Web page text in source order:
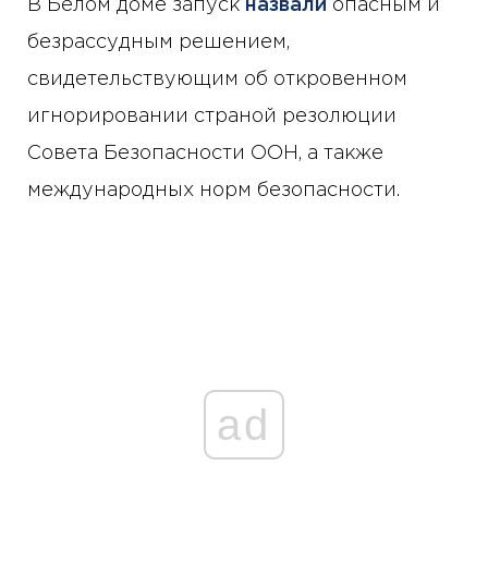
В Белом доме запуск назвали опасным и
безрассудным решением,
свидетельствующим об откровенном
игнорировании страной резолюции
Совета Безопасности ООН, а также
международных норм безопасности.
ad